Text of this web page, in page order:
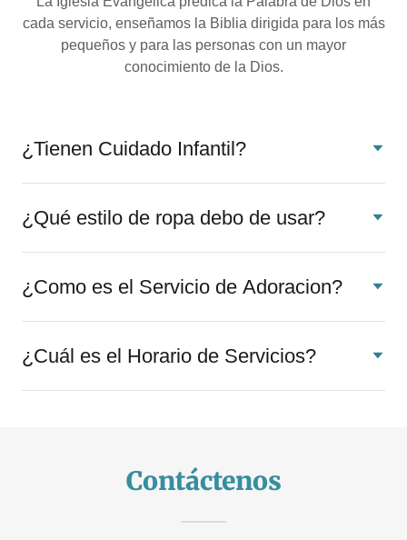
cada servicio, enseñamos la Biblia dirigida para los más
pequeños y para las personas con un mayor
conocimiento de la Dios.
¿Tienen Cuidado Infantil?
¿Qué estilo de ropa debo de usar?
¿Como es el Servicio de Adoracion?
¿Cuál es el Horario de Servicios?
Contáctenos